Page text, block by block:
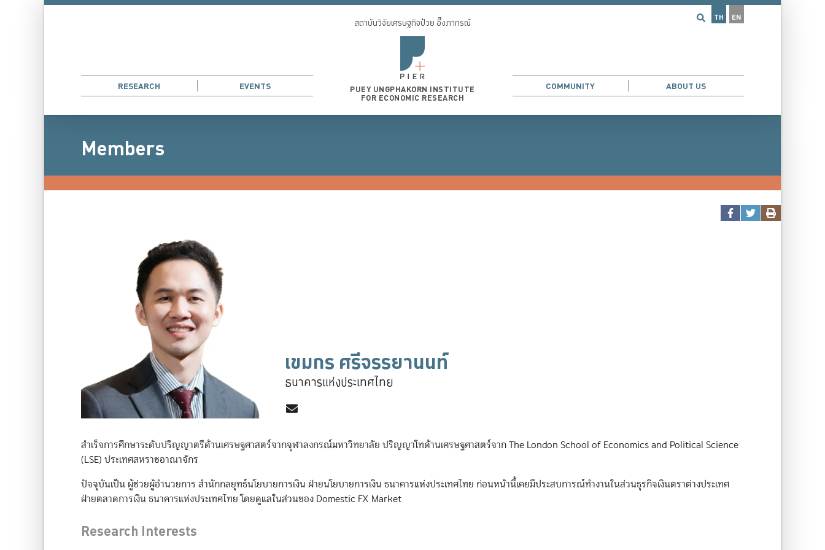
TH EN
RESEARCH EVENTS
สถาบันวิจัยเศรษฐกิจป๋วย อึ๊งภากรณ์
PUEY UNGPHAKORN INSTITUTE
FOR ECONOMIC RESEARCH
COMMUNITY ABOUT US
Members
เขมกร ศรีจรรยานนท์
ธนาคารแห่งประเทศไทย
สำเร็จการศึกษาระดับปริญญาตรีด้านเศรษฐศาสตร์จากจุฬาลงกรณ์มหาวิทยาลัย ปริญญาโทด้านเศรษฐศาสตร์จาก The London School of Economics and Political Science
(LSE) ประเทศสหราชอาณาจักร
ปัจจุบันเป็น ผู้ช่วยผู้อำนวยการ สำนักกลยุทธ์นโยบายการเงิน ฝ่ายนโยบายการเงิน ธนาคารแห่งประเทศไทย ก่อนหน้านี้เคยมีประสบการณ์ทำงานในส่วนธุรกิจเงินตราต่างประเทศ
ฝ่ายตลาดการเงิน ธนาคารแห่งประเทศไทย โดยดูแลในส่วนของ Domestic FX Market
Research Interests